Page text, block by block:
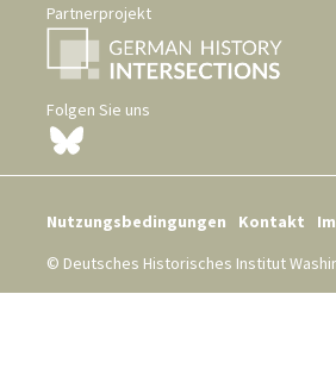
Partnerprojekt
Folgen Sie uns
Nutzungsbedingungen Kontakt
© Deutsches Historisches Institut